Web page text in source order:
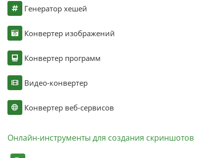
Генератор хешей
Конвертер изображений
Конвертер программ
Видео-конвертер
Конвертер веб-сервисов
Онлайн-инструменты для создания скриншотов